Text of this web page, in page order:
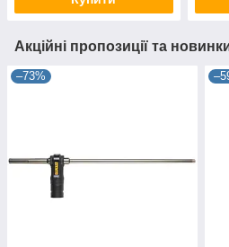
Акційні пропозиції та
–73%